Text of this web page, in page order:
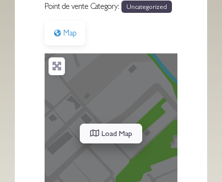
Point de vente Category:
Uncategorized
Map
Load Map